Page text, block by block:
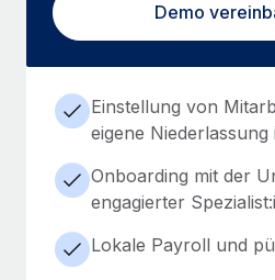
Demo
Einstellung von
eigene
Onboarding mit der
engagierter
Lokale Payroll und